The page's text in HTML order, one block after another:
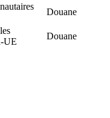
Douane
UE
Douane